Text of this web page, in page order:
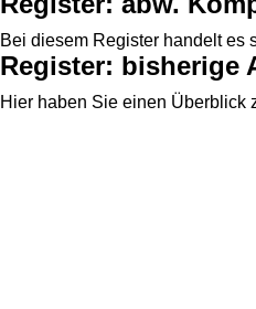
Bei diesem Register handelt es
Register: bisherige
Hier haben Sie einen Überblick